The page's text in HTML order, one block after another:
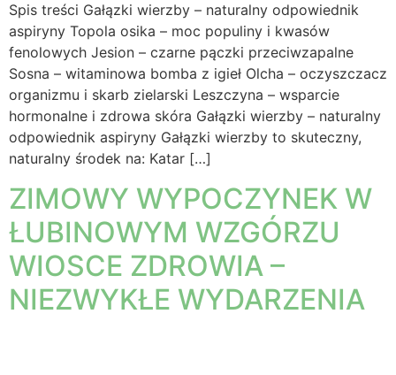
Spis treści Gałązki wierzby – naturalny odpowiednik
aspiryny Topola osika – moc populiny i kwasów
fenolowych Jesion – czarne pączki przeciwzapalne
Sosna – witaminowa bomba z igieł Olcha – oczyszczacz
organizmu i skarb zielarski Leszczyna – wsparcie
hormonalne i zdrowa skóra Gałązki wierzby – naturalny
odpowiednik aspiryny Gałązki wierzby to skuteczny,
naturalny środek na: Katar […]
ZIMOWY WYPOCZYNEK W
ŁUBINOWYM WZGÓRZU
WIOSCE ZDROWIA –
NIEZWYKŁE WYDARZENIA